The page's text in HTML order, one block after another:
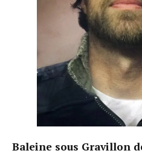
Baleine sous Gravillon